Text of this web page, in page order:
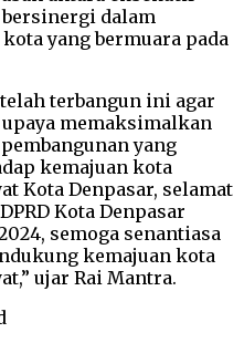
dalam
yang bermuara pada
terbangun ini agar
memaksimalkan
yang
kemajuan kota
Kota Denpasar, selamat
Kota Denpasar
semoga senantiasa
kemajuan kota
ujar Rai Mantra.